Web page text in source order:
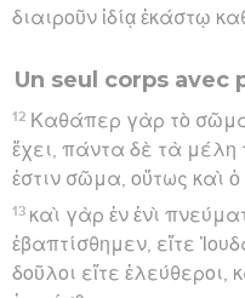
διαιροῦν ἰδίᾳ ἑκάστῳ
Un seul corps avec
12 Καθάπερ γὰρ τὸ
ἔχει, πάντα δὲ τὰ
ἐστιν σῶμα, οὕτως καὶ ὁ
13 καὶ γὰρ ἐν ἑνὶ
ἐβαπτίσθημεν, εἴτε
δοῦλοι εἴτε ἐλεύθεροι,